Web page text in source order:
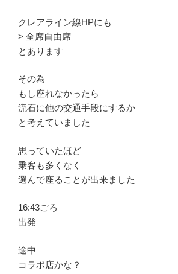
クレアライン線HPにも
> 全席自由席
とあります
その為
もし座れなかったら
流石に他の交通手段にするか
と考えていました
思っていたほど
乗客も多くなく
選んで座ることが出来ました
16:43ごろ
出発
途中
コラボ店かな？